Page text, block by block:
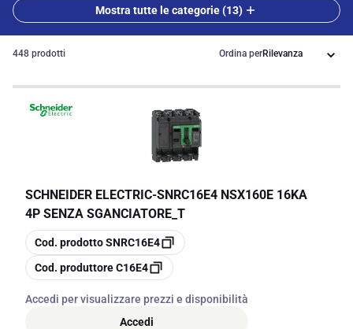
Mostra tutte le categorie (13)
448 prodotti Ordina per
SCHNEIDER ELECTRIC-SNRC16E4 NSX160E 16KA
4P SENZA SGANCIATORE_T
copia
Cod. prodottoSNRC16E4
copia
Cod. produttoreC16E4
Accedi per visualizzare prezzi e disponibilità
Accedi